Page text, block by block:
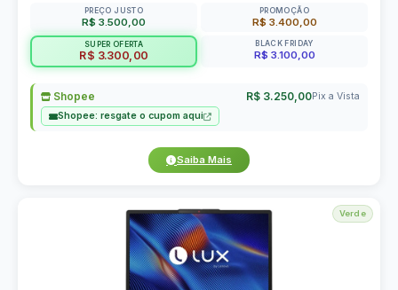
PREÇO JUSTO
R$ 3.500,00
PROMOÇÃO
R$ 3.400,00
SUPER OFERTA
R$ 3.300,00
BLACK FRIDAY
R$ 3.100,00
Shopee R$ 3.250,00Pix a Vista
Shopee: resgate o cupom aqui
Saiba Mais
Verde